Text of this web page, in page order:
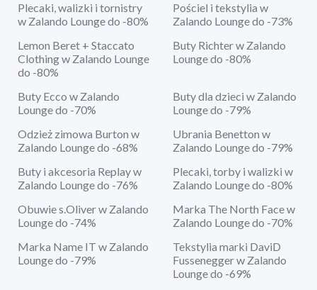
Plecaki, walizki i tornistry
w Zalando Lounge do -80%
Pościel i tekstylia w
Zalando Lounge do -73%
Lemon Beret + Staccato
Clothing w Zalando Lounge
do -80%
Buty Richter w Zalando
Lounge do -80%
Buty Ecco w Zalando
Lounge do -70%
Buty dla dzieci w Zalando
Lounge do -79%
Odzież zimowa Burton w
Zalando Lounge do -68%
Ubrania Benetton w
Zalando Lounge do -79%
Buty i akcesoria Replay w
Zalando Lounge do -76%
Plecaki, torby i walizki w
Zalando Lounge do -80%
Obuwie s.Oliver w Zalando
Lounge do -74%
Marka The North Face w
Zalando Lounge do -70%
Marka Name IT w Zalando
Lounge do -79%
Tekstylia marki DaviD
Fussenegger w Zalando
Lounge do -69%